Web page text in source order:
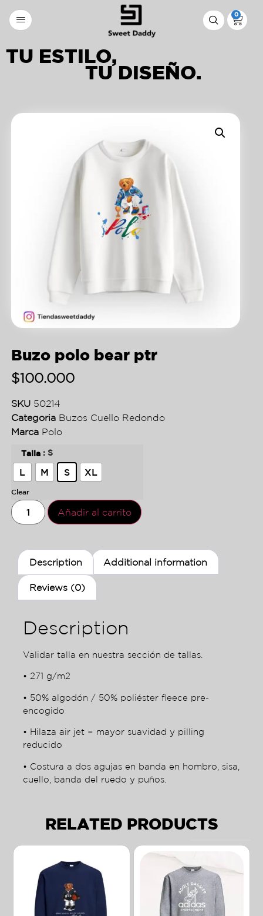
0
TU ESTILO,
TU DISEÑO.
Buzo polo bear ptr
$100.000
SKU 50214
Categoria Buzos Cuello Redondo
Marca Polo
Talla : S
L M S XL
Clear
Añadir al carrito
Description Additional information
Reviews (0)
Description
Validar talla en nuestra sección de tallas.
• 271 g/m2
• 50% algodón / 50% poliéster fleece pre-
encogido
• Hilaza air jet = mayor suavidad y pilling
reducido
• Costura a dos agujas en banda en hombro, sisa,
cuello, banda del ruedo y puños.
RELATED PRODUCTS